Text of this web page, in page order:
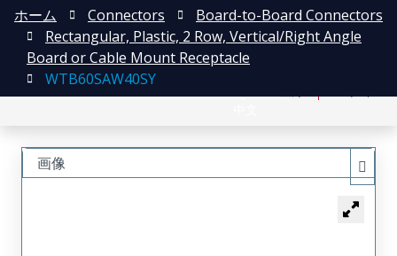
ホーム Connectors
Board-to-Board Connectors
Rectangular, Plastic, 2 Row, Vertical/Right Angle
Board or Cable Mount Receptacle
WTB60SAW40SY
画像